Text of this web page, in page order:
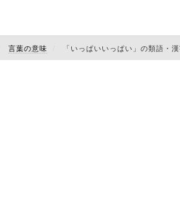
言葉の意味 「いっぱいいっぱい」の類語・